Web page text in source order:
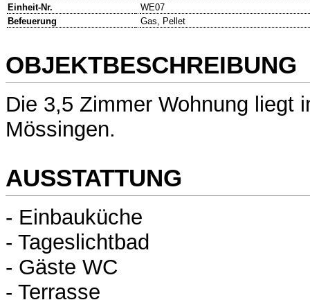
Einheit-Nr.
WE07
Befeuerung
Gas, Pellet
OBJEKTBESCHREIBUNG
Die 3,5 Zimmer Wohnung liegt
Mössingen.
AUSSTATTUNG
- Einbauküche
- Tageslichtbad
- Gäste WC
- Terrasse